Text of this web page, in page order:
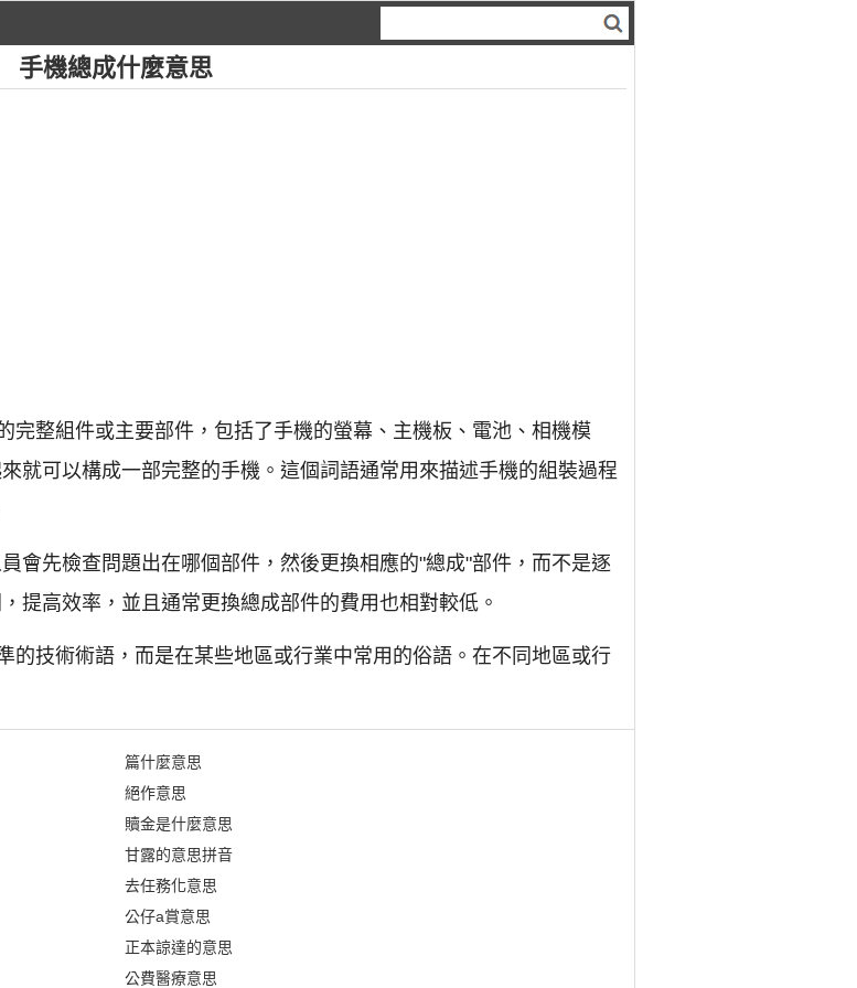
手機總成什麼意思
完整組件或主要部件，包括了手機的螢幕、主機板、電池、相機模
就可以構成一部完整的手機。這個詞語通常用來描述手機的組裝過程
會先檢查問題出在哪個部件，然後更換相應的"總成"部件，而不是逐
提高效率，並且通常更換總成部件的費用也相對較低。
的技術術語，而是在某些地區或行業中常用的俗語。在不同地區或行
篇什麼意思
絕作意思
贖金是什麼意思
甘露的意思拼音
去任務化意思
公仔a賞意思
正本諒達的意思
公費醫療意思